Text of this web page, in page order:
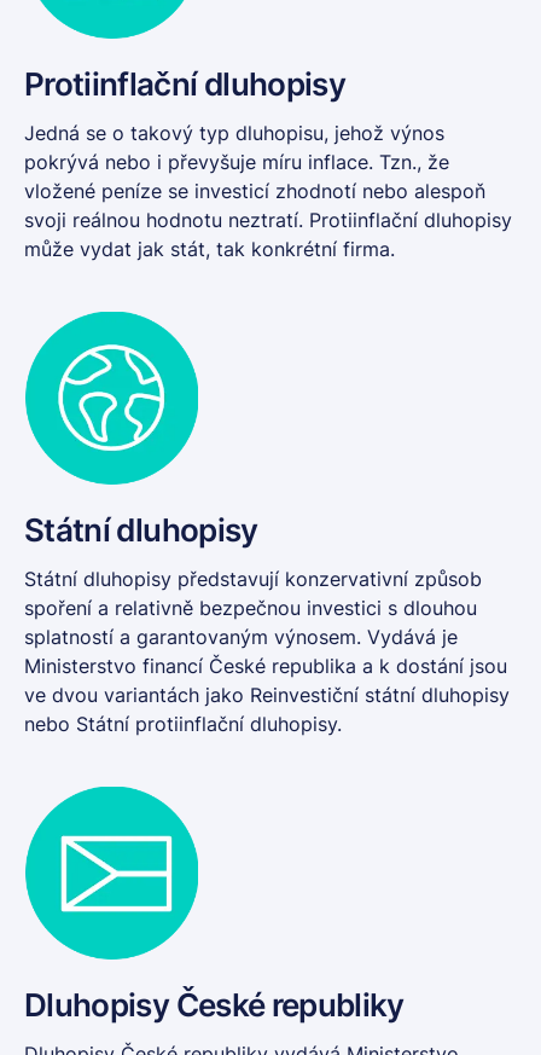
Protiinflační dluhopisy
Jedná se o takový typ dluhopisu, jehož výnos
pokrývá nebo i převyšuje míru inflace. Tzn., že
vložené peníze se investicí zhodnotí nebo alespoň
svoji reálnou hodnotu neztratí. Protiinflační dluhopisy
může vydat jak stát, tak konkrétní firma.
Státní dluhopisy
Státní dluhopisy představují konzervativní způsob
spoření a relativně bezpečnou investici s dlouhou
splatností a garantovaným výnosem. Vydává je
Ministerstvo financí České republika a k dostání jsou
ve dvou variantách jako Reinvestiční státní dluhopisy
nebo Státní protiinflační dluhopisy.
Dluhopisy České republiky